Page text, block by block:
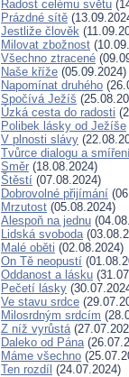
Radost celému světu
Prázdné sítě
Jestliže člověk
Milovat zbožnost
Všechno ztracené
Naše kříže (05.09.2024)
Napomínat druhého
Spočívá Ježíš
Úzká cesta do radosti
Polibek lásky od Ježíše
V plnosti slávy
Tvůrce dialogu a
Směr (18.08.2024)
Štěstí (07.08.2024)
Dobrovolné přijímání
Mrzutost (05.08.2024)
Alespoň na jednu
Lidská svoboda
Malé oběti (02.08.2024)
On Tě neopustí
Oddanost a lásku
Pečetí lásky
Ve stavu srdce
Milosrdným srdcím
Z níž vyrůstá
Daleko od Pána
Máme všechno
Ten rozdíl (24.07.2024)